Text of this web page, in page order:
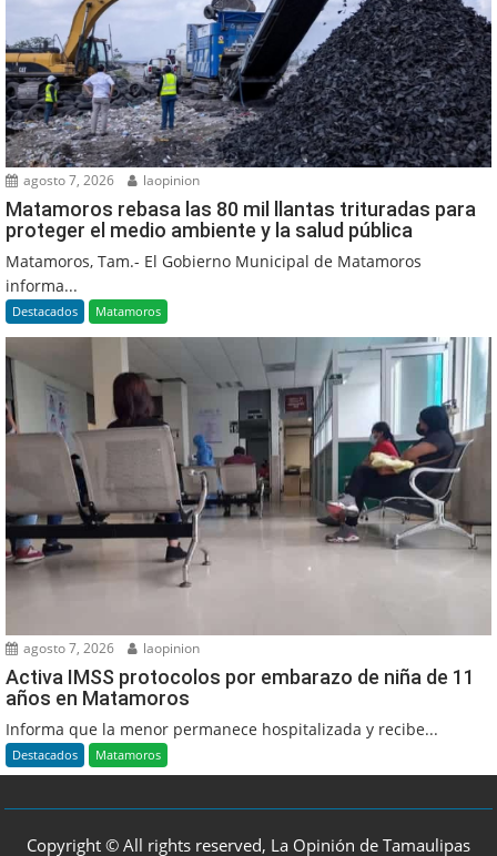
agosto 7, 2026 laopinion
Matamoros rebasa las 80 mil llantas trituradas para
proteger el medio ambiente y la salud pública
Matamoros, Tam.- El Gobierno Municipal de Matamoros
informa...
Destacados Matamoros
agosto 7, 2026 laopinion
Activa IMSS protocolos por embarazo de niña de 11
años en Matamoros
Informa que la menor permanece hospitalizada y recibe...
Destacados Matamoros
Copyright © All rights reserved, La Opinión de Tamaulipas